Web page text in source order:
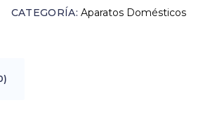
CATEGORÍA:Aparatos Domésticos